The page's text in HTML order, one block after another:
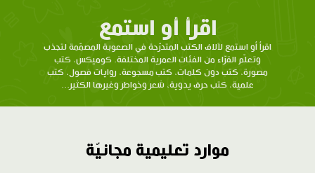
اقرأ أو استمع
اقرأ أو استمع لآلاف الكتب المتدرّحة في الصعوبة المصمّمة لتجذب
وتعلّم القرّاء من الفئات العمرية المختلفة. كوميكس، كتب
مصورة، كتب دون كلمات، كتب مسجوعة، روايات فصول، كتب
علمية، كتب حرف يدوية، شعر وخواطر وغيرها الكثير...
موارد تعليمية مجانيّة